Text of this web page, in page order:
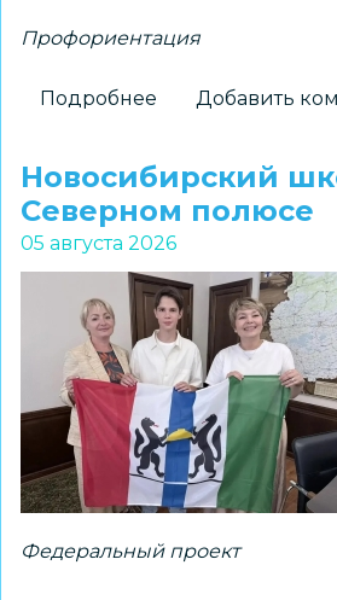
Профориентация
Подробнее
«Перекрёстках
эпох»:
как
школьники
Новосибирска
получили
возможность
прикоснуться
древней
истории
Добавить
Новосибирский
Северном полюсе
05 августа 2026
Федеральный проект